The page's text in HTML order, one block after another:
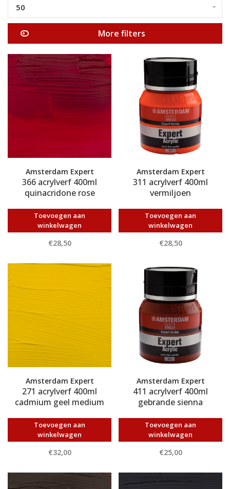
50
More filters
Amsterdam Expert
366 acrylverf 400ml
quinacridone rose
Toevoegen aan
winkelwagen
€28,50
Amsterdam Expert
311 acrylverf 400ml
vermiljoen
Toevoegen aan
winkelwagen
€28,50
Amsterdam Expert
271 acrylverf 400ml
cadmium geel medium
Toevoegen aan
winkelwagen
€32,00
Amsterdam Expert
411 acrylverf 400ml
gebrande sienna
Toevoegen aan
winkelwagen
€25,00